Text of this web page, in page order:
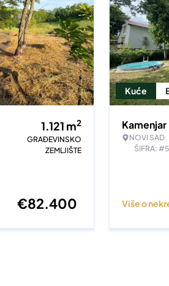
1.121 m2
GRAĐEVINSKO
ZEMLJIŠTE
€82.400
Kuće
Kamenjar
NOVI SAD
ŠIFRA:
Više o